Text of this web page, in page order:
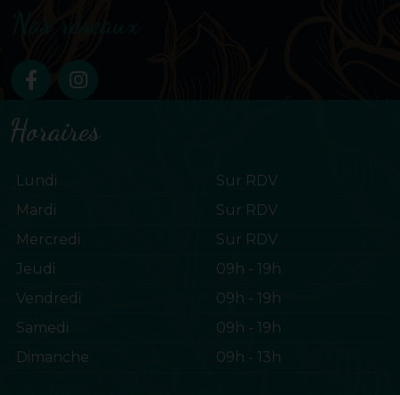
Horaires
Lundi
Sur RDV
Mardi
Sur RDV
Mercredi
Sur RDV
Jeudi
09h - 19h
Vendredi
09h - 19h
Samedi
09h - 19h
Dimanche
09h - 13h